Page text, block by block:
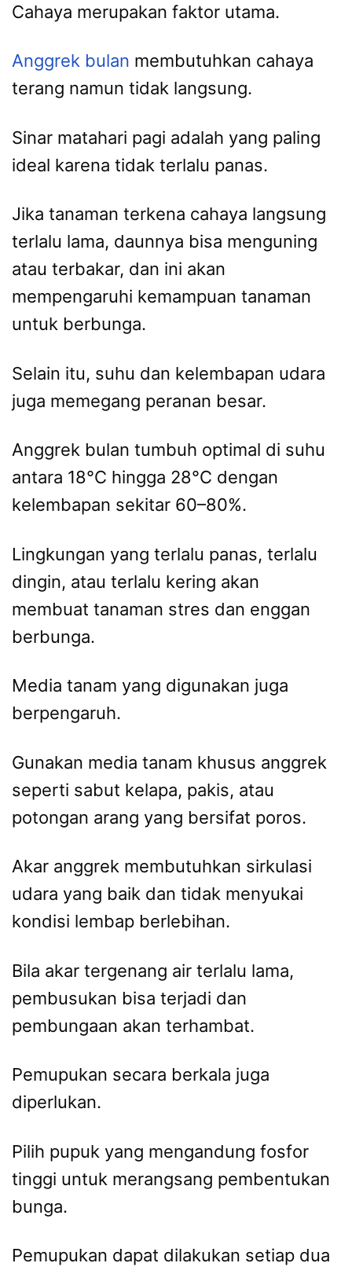
Cahaya merupakan faktor utama.
Anggrek bulan membutuhkan cahaya
terang namun tidak langsung.
Sinar matahari pagi adalah yang paling
ideal karena tidak terlalu panas.
Jika tanaman terkena cahaya langsung
terlalu lama, daunnya bisa menguning
atau terbakar, dan ini akan
mempengaruhi kemampuan tanaman
untuk berbunga.
Selain itu, suhu dan kelembapan udara
juga memegang peranan besar.
Anggrek bulan tumbuh optimal di suhu
antara 18°C hingga 28°C dengan
kelembapan sekitar 60–80%.
Lingkungan yang terlalu panas, terlalu
dingin, atau terlalu kering akan
membuat tanaman stres dan enggan
berbunga.
Media tanam yang digunakan juga
berpengaruh.
Gunakan media tanam khusus anggrek
seperti sabut kelapa, pakis, atau
potongan arang yang bersifat poros.
Akar anggrek membutuhkan sirkulasi
udara yang baik dan tidak menyukai
kondisi lembap berlebihan.
Bila akar tergenang air terlalu lama,
pembusukan bisa terjadi dan
pembungaan akan terhambat.
Pemupukan secara berkala juga
diperlukan.
Pilih pupuk yang mengandung fosfor
tinggi untuk merangsang pembentukan
bunga.
Pemupukan dapat dilakukan setiap dua